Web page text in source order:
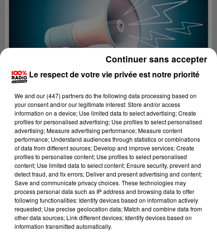
Lecture (3 min 21 sec)
100%
100% Radio les infos du Comminges
Le respect de votre vie privée est notre priorité
We and our (447) partnersdo the following data processing based on
your consent and/or our legitimate interest: Store and/or access
information on a device; Use limited data to select advertising; Create
profiles for personalised advertising; Use profiles to select personalised
advertising; Measure advertising performance; Measure content
performance; Understand audiences through statistics or combinations
of data from different sources; Develop and improve services; Create
profiles to personalise content; Use profiles to select personalised
content; Use limited data to select content; Ensure security, prevent and
detect fraud, and fix errors; Deliver and present advertising and content;
Save and communicate privacy choices. These technologies may
process personal data such as IP address and browsing data to offer
following functionalities: Identify devices based on information actively
requested; Use precise geolocation data; Match and combine data from
other data sources; Link different devices; Identify devices based on
information transmitted automatically.
Continuer sans accepter